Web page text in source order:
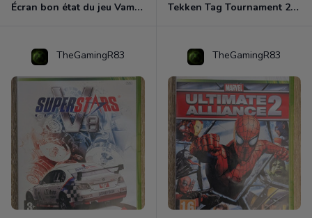
Écran bon état du jeu Vampire et livre de règles « la mascarade » état d’usage Tekken Tag Tournament 2 Xbox 360
TheGamingR83 TheGamingR83